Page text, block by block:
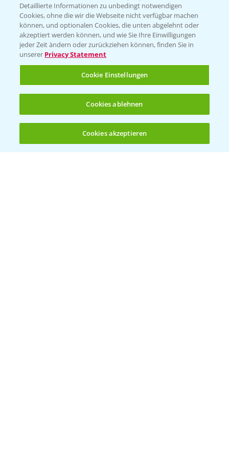
(noch 4)
PAMIRA - Packmittelrücknahme
Sammelstellen und Termine
PRE - Chemikalien sicher entsorgen
Sammelstellen und Termine
Kontakt & Notfall
Detaillierte Informationen zu unbedingt notwendigen
Cookies, ohne die wir die Webseite nicht verfügbar machen
können, und optionalen Cookies, die unten abgelehnt oder
akzeptiert werden können, und wie Sie Ihre Einwilligungen
jeder Zeit ändern oder zurückziehen können, finden Sie in
unserer Privacy Statement
Cookie Einstellungen
Cookies ablehnen
Cookies akzeptieren